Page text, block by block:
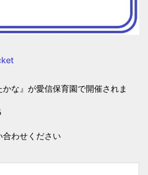
な』が愛信保育園で開催されま
合わせください